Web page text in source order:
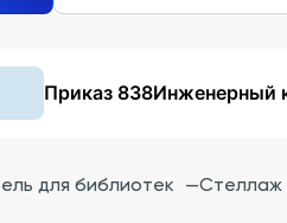
Приказ 838Инженерный
для библиотек —Стеллаж